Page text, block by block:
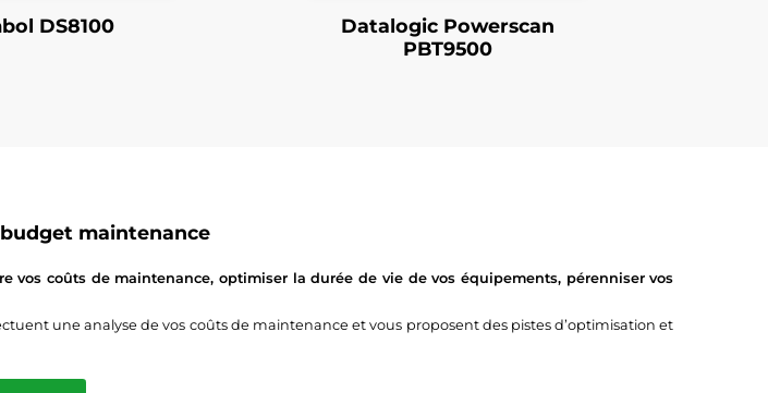
DS8100
Datalogic Powerscan
PBT9500
maintenance
vos coûts de maintenance, optimiser la durée de vie de vos équipements, pérenniser vos
une analyse de vos coûts de maintenance et vous proposent des pistes d’optimisation et